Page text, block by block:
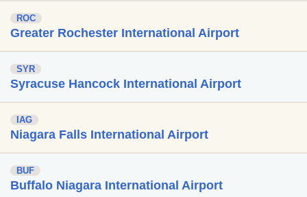
ROC
Greater Rochester International Airport
SYR
Syracuse Hancock International Airport
IAG
Niagara Falls International Airport
BUF
Buffalo Niagara International Airport